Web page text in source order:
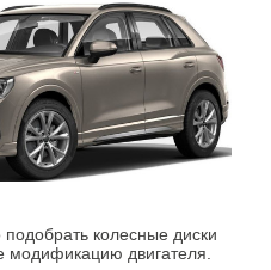
колесные диски
модификацию двигателя.